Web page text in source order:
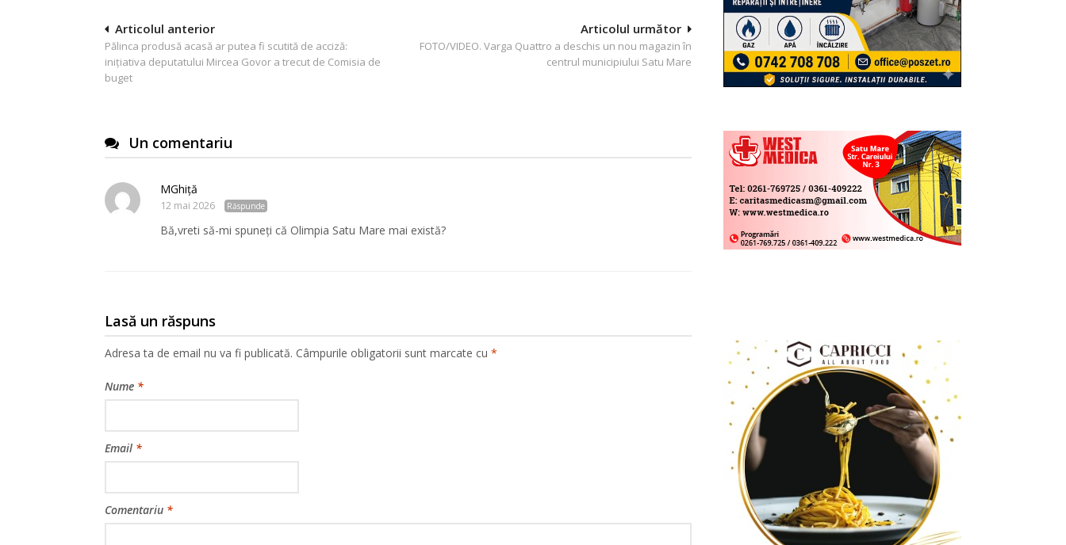
Navigare
în
articole
Articolul următor
FOTO/VIDEO. Varga Quattro a deschis un nou magazin în
centrul municipiului Satu Mare
Articolul anterior
Pălinca produsă acasă ar putea fi scutită de acciză:
inițiativa deputatului Mircea Govor a trecut de Comisia de
buget
Un comentariu
MGhiță
12 mai 2026 Răspunde
Bă,vreti să-mi spuneți că Olimpia Satu Mare mai există?
Lasă un răspuns
Adresa ta de email nu va fi publicată. Câmpurile obligatorii sunt marcate cu *
Nume *
Email *
Comentariu *